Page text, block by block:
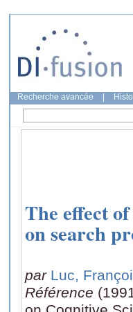
Recherche avancée
The effect
on search
par Luc,
Référence